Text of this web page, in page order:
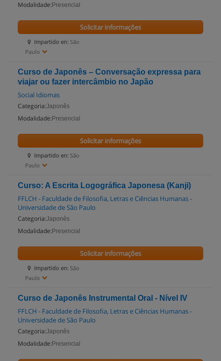
Modalidade: Presencial
Impartido en: São
Paulo
Solicitar informações
Curso de Japonês – Conversação expressa para
viajar ou fazer intercâmbio no Japão
Social Idiomas
Categoria:Japonês
Modalidade: Presencial
Impartido en: São
Paulo
Solicitar informações
Curso: A Escrita Logográfica Japonesa (Kanji)
FFLCH - Faculdade de Filosofia, Letras e Ciências Humanas -
Universidade de São Paulo
Categoria:Japonês
Modalidade: Presencial
Impartido en: São
Paulo
Solicitar informações
Curso de Japonês Instrumental Oral - Nível IV
FFLCH - Faculdade de Filosofia, Letras e Ciências Humanas -
Universidade de São Paulo
Categoria:Japonês
Modalidade: Presencial